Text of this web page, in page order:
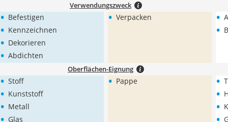
Verwendungszweck
• Befestigen
• Kennzeichnen
• Dekorieren
• Abdichten
• Verpacken •
•
Oberflächen-Eignung
• Stoff
• Kunststoff
• Metall
Glas
• Pappe •
•
•